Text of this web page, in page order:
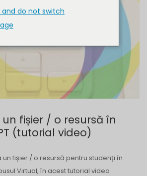
fișier / o resursă în
(tutorial video)
fișier / o resursă pentru studenți în
Virtual, în acest tutorial video
and do not switch